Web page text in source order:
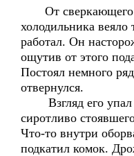
От сверкающего
холодильника
работал. Он
ощутив от этого
Постоял немного
отвернулся.
Взгляд его упал
сиротливо
Что-то внутри
подкатил комок.